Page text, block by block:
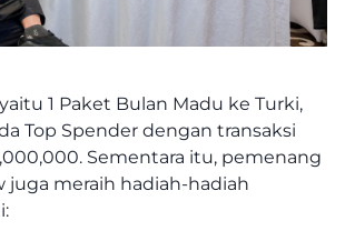
1 Paket Bulan Madu ke Turki,
Top Spender dengan transaksi
Sementara itu, pemenang
juga meraih hadiah-hadiah